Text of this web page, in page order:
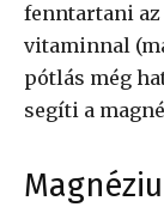
fenntartani
vitaminnal
pótlás még
segíti a